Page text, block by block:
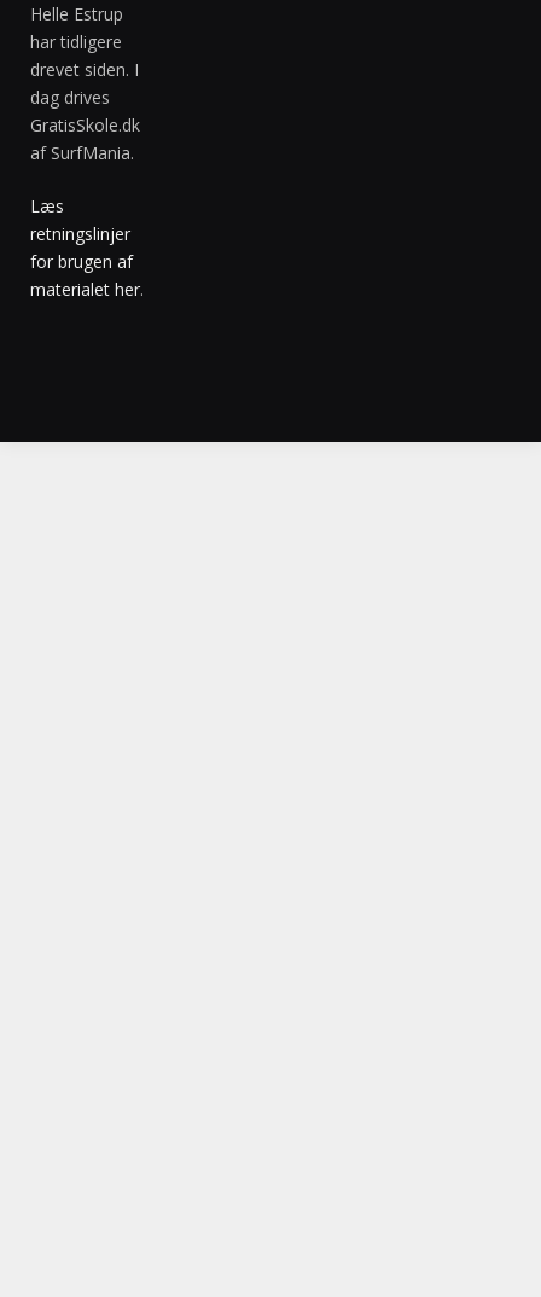
Helle Estrup
har tidligere
drevet siden. I
dag drives
GratisSkole.dk
af SurfMania.
Læs
retningslinjer
for brugen af
materialet her.